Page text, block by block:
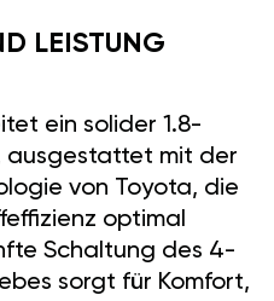
LEISTUNG
ein solider 1.8-
ausgestattet mit der
von Toyota, die
optimal
Schaltung des 4-
sorgt für Komfort,